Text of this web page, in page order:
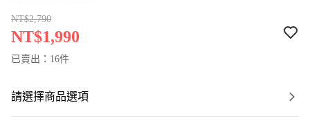
NT$2,790
NT$1,990
已賣出：16件
請選擇商品選項